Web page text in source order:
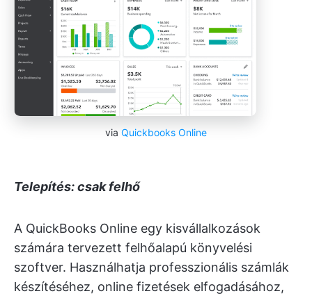
via Quickbooks Online
Telepítés: csak felhő
A QuickBooks Online egy kisvállalkozások
számára tervezett felhőalapú könyvelési
szoftver. Használhatja professzionális számlák
készítéséhez, online fizetések elfogadásához,